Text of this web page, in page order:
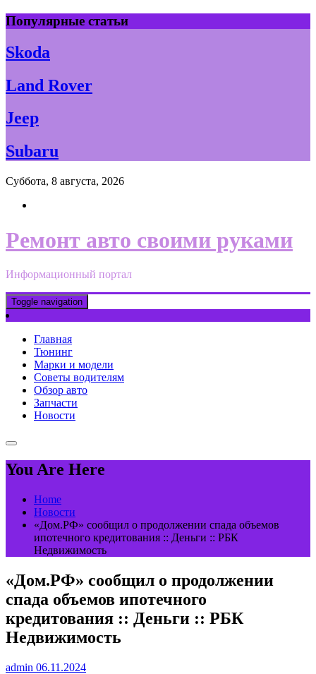
Skip
to
content
Популярные статьи
Skoda
Land Rover
Jeep
Subaru
Суббота, 8 августа, 2026
Ремонт авто своими руками
Информационный портал
Toggle navigation
Главная
Тюнинг
Марки и модели
Советы водителям
Обзор авто
Запчасти
Новости
You Are Here
Home
Новости
«Дом.РФ» сообщил о продолжении спада объемов
ипотечного кредитования :: Деньги :: РБК
Недвижимость
«Дом.РФ» сообщил о продолжении
спада объемов ипотечного
кредитования :: Деньги :: РБК
Недвижимость
admin 06.11.2024